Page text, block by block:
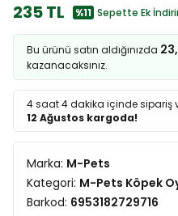
235 TL
%11 Sepette Ek
Bu ürünü satın aldığınızda
kazanacaksınız.
4 saat 4 dakika içinde sipariş
12 Ağustos kargoda!
Marka: M-Pets
Kategori: M-Pets Köpek
Barkod: 6953182729716